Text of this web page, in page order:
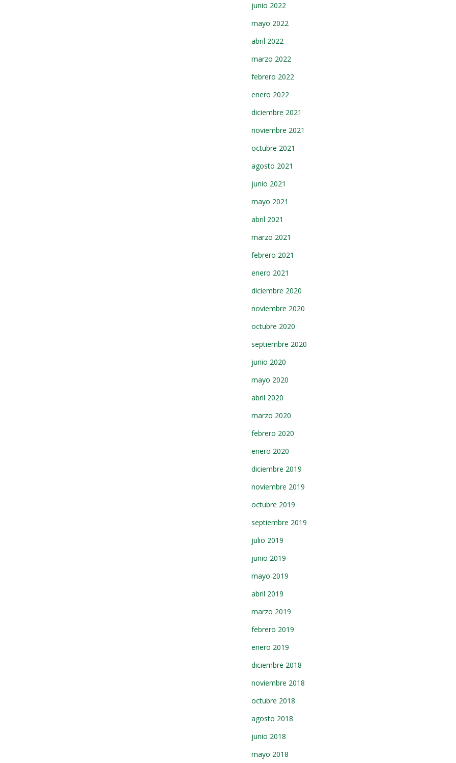
junio 2022
mayo 2022
abril 2022
marzo 2022
febrero 2022
enero 2022
diciembre 2021
noviembre 2021
octubre 2021
agosto 2021
junio 2021
mayo 2021
abril 2021
marzo 2021
febrero 2021
enero 2021
diciembre 2020
noviembre 2020
octubre 2020
septiembre 2020
junio 2020
mayo 2020
abril 2020
marzo 2020
febrero 2020
enero 2020
diciembre 2019
noviembre 2019
octubre 2019
septiembre 2019
julio 2019
junio 2019
mayo 2019
abril 2019
marzo 2019
febrero 2019
enero 2019
diciembre 2018
noviembre 2018
octubre 2018
agosto 2018
junio 2018
mayo 2018